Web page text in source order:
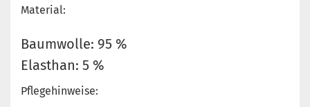
Material:
Baumwolle: 95 %
Elasthan: 5 %
Pflegehinweise: